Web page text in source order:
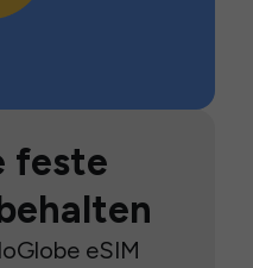
feste
eSIM